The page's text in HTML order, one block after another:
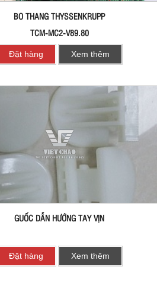
BO THANG THYSSENKRUPP
TCM-MC2-V89.80
Đặt hàng Xem thêm
GUỐC DẪN HƯỚNG TAY VỊN
Đặt hàng Xem thêm